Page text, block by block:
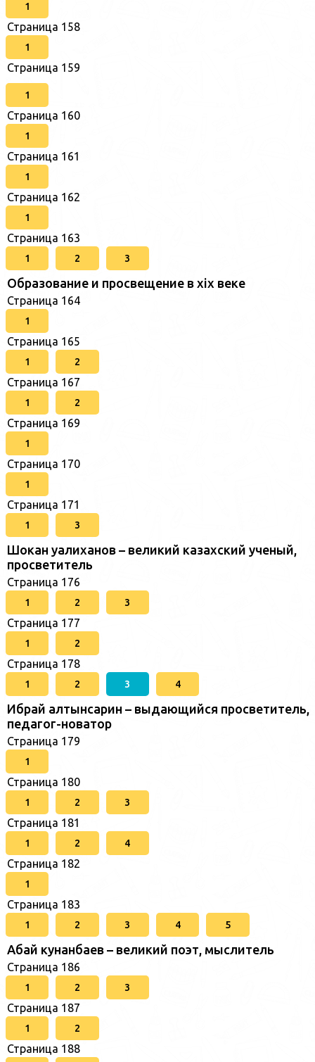
1
Страница 158
1
Страница 159
1
Страница 160
1
Страница 161
1
Страница 162
1
Страница 163
1 2 3
Образование и просвещение в xix веке
Страница 164
1
Страница 165
1 2
Страница 167
1 2
Страница 169
1
Страница 170
1
Страница 171
1 3
Шокан уалиханов – великий казахский ученый,
просветитель
Страница 176
1 2 3
Страница 177
1 2
Страница 178
1 2 3 4
Ибрай алтынсарин – выдающийся просветитель,
педагог-новатор
Страница 179
1
Страница 180
1 2 3
Страница 181
1 2 4
Страница 182
1
Страница 183
1 2 3 4 5
Абай кунанбаев – великий поэт, мыслитель
Страница 186
1 2 3
Страница 187
1 2
Страница 188